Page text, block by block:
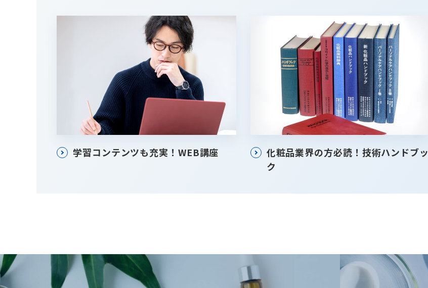
学習コンテンツも充実！WEB講座
化粧品業界の方必読！技術ハンドブッ
ク